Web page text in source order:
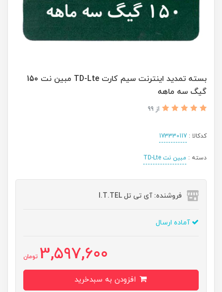
بسته تمدید اینترنت سیم کارت TD-Lte مبین نت 150
گیگ سه ماهه
از 99
کدکالا : 173330117
دسته : مبین نت TD-Lte
فروشنده: آی تی تل I.T.TEL
آماده ارسال
3,597,600 تومان